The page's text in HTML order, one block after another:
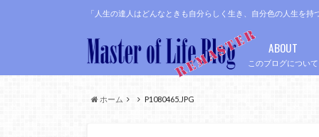
「人生の達人はどんなときも自分らしく生き、自分色の人生を持
このブログについて
ABOUT
ホーム P1080465.JPG